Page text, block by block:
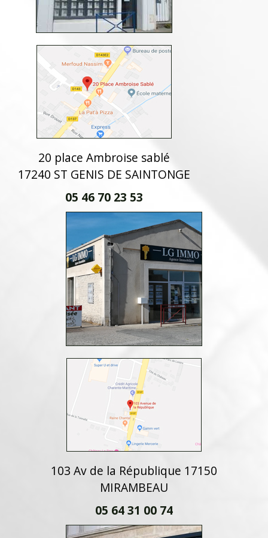
20 place Ambroise sablé
17240 ST GENIS DE SAINTONGE
05 46 70 23 53
103 Av de la République 17150
MIRAMBEAU
05 64 31 00 74